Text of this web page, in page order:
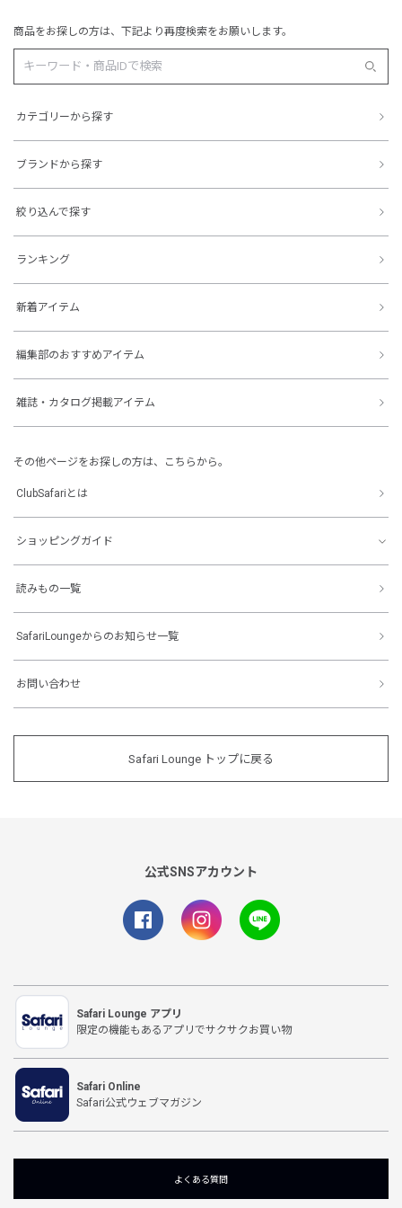
商品をお探しの方は、下記より再度検索をお願いします。
カテゴリーから探す
ブランドから探す
絞り込んで探す
ランキング
新着アイテム
編集部のおすすめアイテム
雑誌・カタログ掲載アイテム
その他ページをお探しの方は、こちらから。
ClubSafariとは
ショッピングガイド
読みもの一覧
SafariLoungeからのお知らせ一覧
お問い合わせ
Safari Lounge トップに戻る
公式SNSアカウント
Safari Lounge アプリ
限定の機能もあるアプリでサクサクお買い物
Safari Online
Safari公式ウェブマガジン
よくある質問